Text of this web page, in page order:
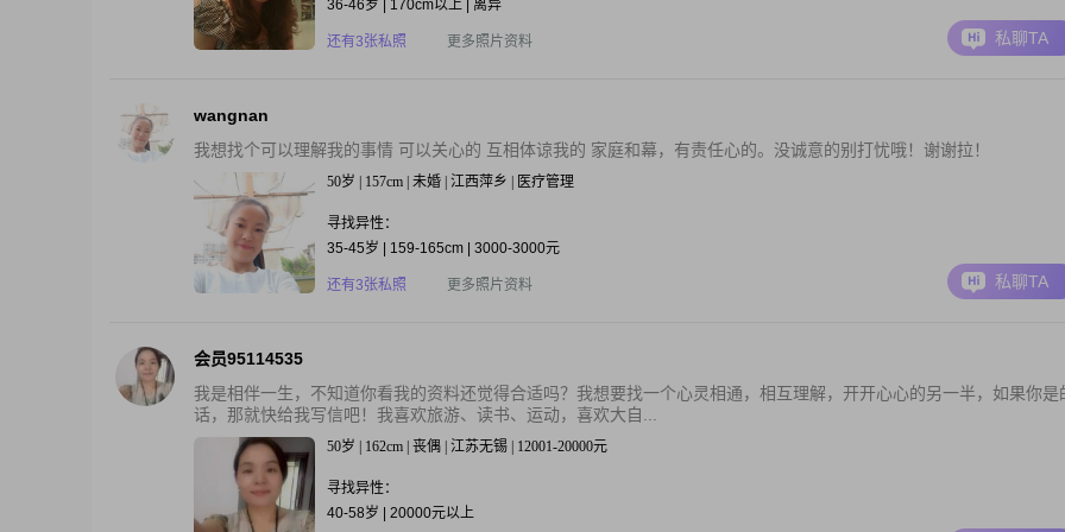
36-46岁 | 170cm以上 | 离异
还有3张私照 更多照片资料 私聊TA
wangnan
我想找个可以理解我的事情 可以关心的 互相体谅我的 家庭和幕，有责任心的。没诚意的别打忧哦！谢谢拉！
50岁 | 157cm | 未婚 | 江西萍乡 | 医疗管理
寻找异性：
35-45岁 | 159-165cm | 3000-3000元
还有3张私照 更多照片资料 私聊TA
会员95114535
我是相伴一生，不知道你看我的资料还觉得合适吗？我想要找一个心灵相通，相互理解，开开心心的另一半，如果你是
话，那就快给我写信吧！我喜欢旅游、读书、运动，喜欢大自...
50岁 | 162cm | 丧偶 | 江苏无锡 | 12001-20000元
寻找异性：
40-58岁 | 20000元以上